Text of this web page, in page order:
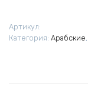
Артикул:
Категория: Арабские,